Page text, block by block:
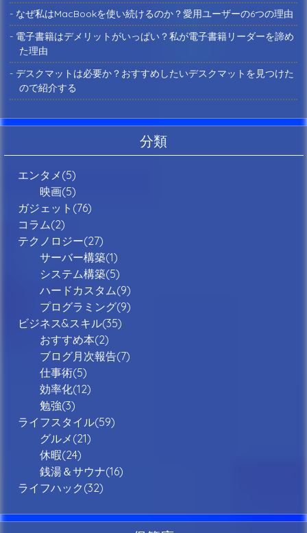
- なぜ私はMacBookを使い続けるのか？愛用ユーザーの6つの理由
- 電子書籍はデメリットがいっぱい？私が電子書籍リーダーを諦め
た理由
- デスクマットは必要か？おすすめしたいデスクマットを見つけた
ので紹介する
分類
エンタメ(5)
映画(5)
ガジェット(76)
コラム(2)
テクノロジー(27)
サーバー構築(1)
システム構築(5)
ハードカスタム(9)
プログラミング(9)
ビジネス&スキル(35)
おすすめ本(2)
ブログ月次報告(7)
仕事術(5)
効率化(12)
勉強(3)
ライフスタイル(59)
グルメ(21)
休暇(24)
銭湯＆サウナ(16)
ライフハック(32)